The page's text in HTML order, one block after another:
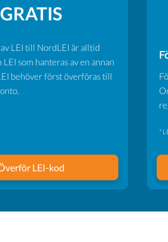
GRATIS
LEI till NordLEI är alltid
som hanteras av en annan
behöver först överföras till
LEI-kod
*